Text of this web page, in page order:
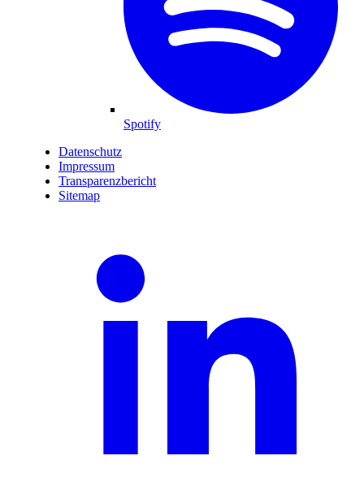
Spotify
Datenschutz
Impressum
Transparenzbericht
Sitemap